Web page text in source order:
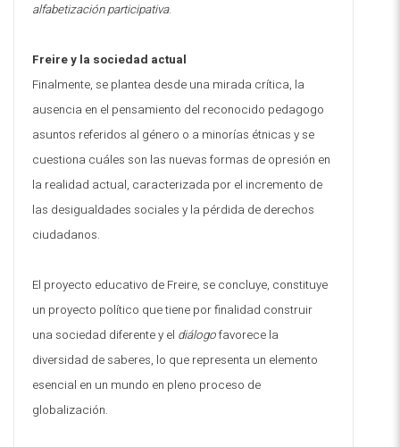
alfabetización participativa.
Freire y la sociedad actual
Finalmente, se plantea desde una mirada crítica, la
ausencia en el pensamiento del reconocido pedagogo
asuntos referidos al género o a minorías étnicas y se
cuestiona cuáles son las nuevas formas de opresión en
la realidad actual, caracterizada por el incremento de
las desigualdades sociales y la pérdida de derechos
ciudadanos.
El proyecto educativo de Freire, se concluye, constituye
un proyecto político que tiene por finalidad construir
una sociedad diferente y el diálogofavorece la
diversidad de saberes, lo que representa un elemento
esencial en un mundo en pleno proceso de
globalización.